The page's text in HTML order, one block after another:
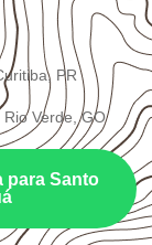
PR
Rio Verde, GO
para Santo